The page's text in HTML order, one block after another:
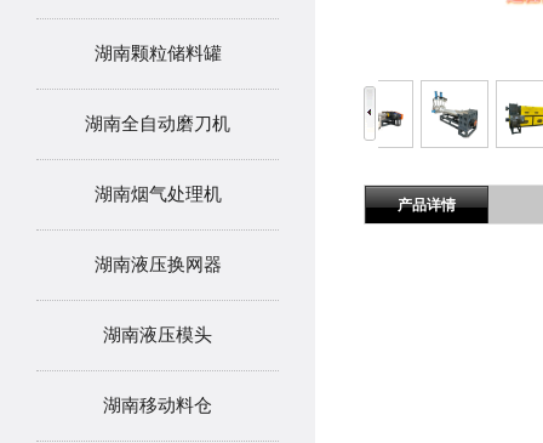
湖南颗粒储料罐
湖南全自动磨刀机
湖南烟气处理机
湖南液压换网器
湖南液压模头
湖南移动料仓
产品详情